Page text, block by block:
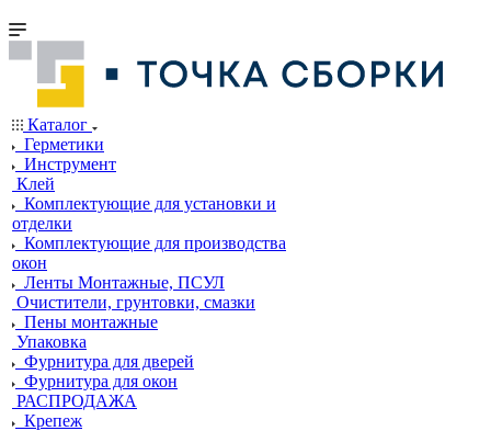
Каталог
Герметики
Инструмент
Клей
Комплектующие для установки и
отделки
Комплектующие для производства
окон
Ленты Монтажные, ПСУЛ
Очистители, грунтовки, смазки
Пены монтажные
Упаковка
Фурнитура для дверей
Фурнитура для окон
РАСПРОДАЖА
Крепеж